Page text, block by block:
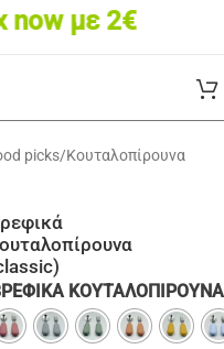
με 2€
picks/Κουταλοπίρουνα
ΚΟΥΤΑΛΟΠΊΡΟΥΝΑ